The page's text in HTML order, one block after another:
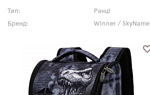
Тип:
Ранці
Бренд:
Winner / SkyName